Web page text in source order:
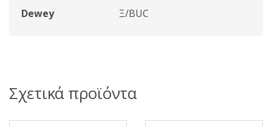
Dewey
Ξ/BUC
Σχετικά προϊόντα